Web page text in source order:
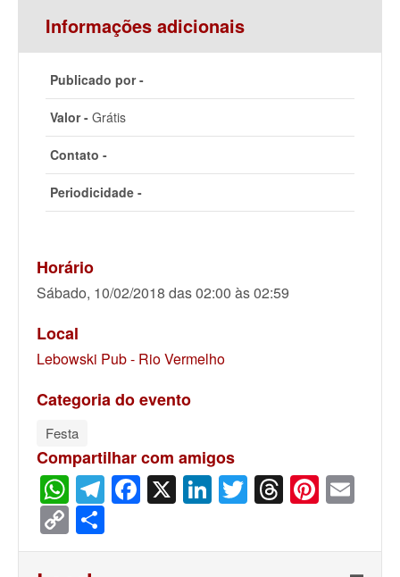
Informações adicionais
Publicado por -
Valor - Grátis
Contato -
Periodicidade -
Horário
Sábado, 10/02/2018 das 02:00 às 02:59
Local
Lebowski Pub - Rio Vermelho
Categoria do evento
Festa
Compartilhar com amigos
WhatsApp
Telegram
Facebook
X LinkedIn
Twitter
Threads
Copy
Link